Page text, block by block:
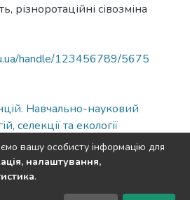
різноротаційні сівозміна
handle/123456789/5675
Навчально-науковий
селекції та екології
вашу особисту інформацію для
налаштування,
.